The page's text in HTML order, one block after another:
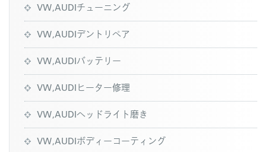
VW,AUDIチューニング
VW,AUDIデントリペア
VW,AUDIバッテリー
VW,AUDIヒーター修理
VW,AUDIヘッドライト磨き
VW,AUDIボディーコーティング